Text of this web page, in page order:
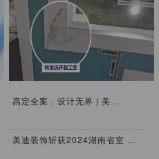
· 高定全案，设计无界 | 美 ...
· 美迪装饰斩获2024湖南省室 ...